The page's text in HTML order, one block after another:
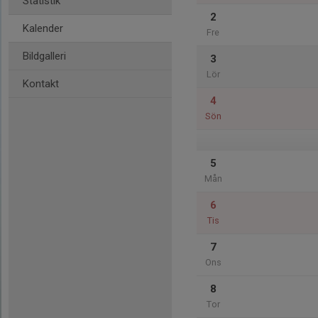
Kalender
Bildgalleri
Kontakt
2
Fre
3
Lör
4
Sön
5
Mån
6
Tis
7
Ons
8
Tor